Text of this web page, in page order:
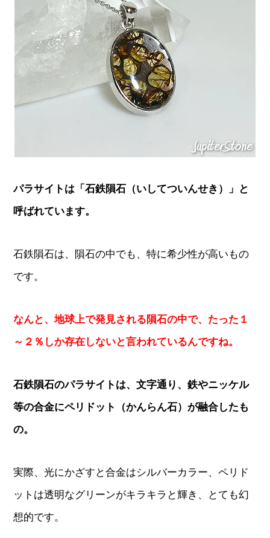
パラサイトは「石鉄隕石（いしてついんせき）」と
呼ばれています。
石鉄隕石は、隕石の中でも、特に希少性が高いもの
です。
なんと、地球上で発見される隕石の中で、たった１
～２％しか存在しないと言われているんですね。
石鉄隕石のパラサイトは、文字通り、鉄やニッケル
等の合金にペリドット（かんらん石）が融合したも
の。
実際、光にかざすと合金はシルバーカラー、ペリド
ットは透明なグリーンがキラキラと輝き、とても幻
想的です。